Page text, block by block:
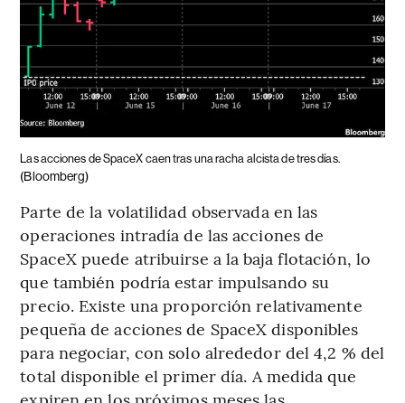
Las acciones de SpaceX caen tras una racha alcista de tres días.
(Bloomberg)
Parte de la volatilidad observada en las
operaciones intradía de las acciones de
SpaceX puede atribuirse a la baja flotación, lo
que también podría estar impulsando su
precio. Existe una proporción relativamente
pequeña de acciones de SpaceX disponibles
para negociar, con solo alrededor del 4,2 % del
total disponible el primer día. A medida que